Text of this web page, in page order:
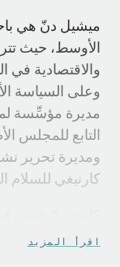
ميشيل دنّ هي
الأوسط، حيث
والاقتصادية في
وعلى السياسة
مديرة مؤسِّسة
ومديرة تحرير
كارنيغي للسلام الدولي
اقرأ المزيد